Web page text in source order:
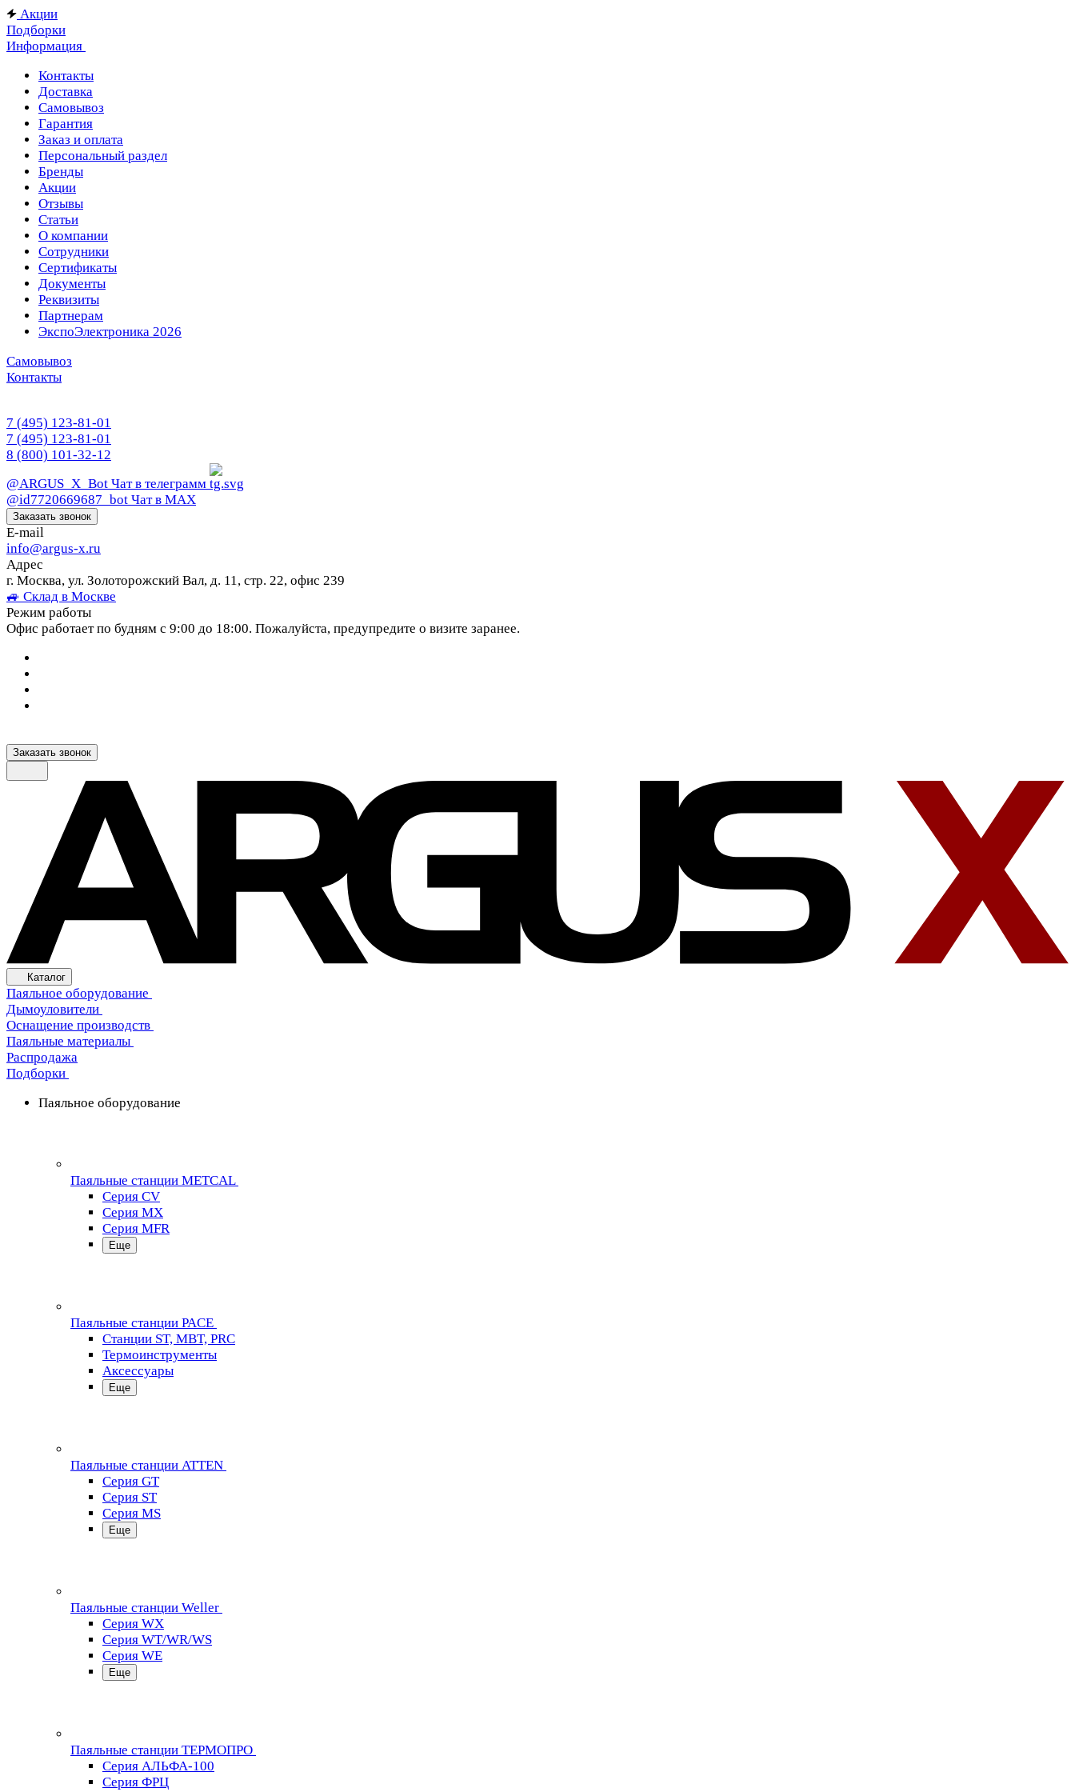
Акции
Подборки
Информация
Контакты
Доставка
Самовывоз
Гарантия
Заказ и оплата
Персональный раздел
Бренды
Акции
Отзывы
Статьи
О компании
Сотрудники
Сертификаты
Документы
Реквизиты
Партнерам
ЭкспоЭлектроника 2026
Самовывоз
Контакты
7 (495) 123-81-01
7 (495) 123-81-01
8 (800) 101-32-12
@ARGUS_X_Bot Чат в телеграмм
@id7720669687_bot Чат в МАХ
Заказать звонок
E-mail
info@argus-x.ru
Адрес
г. Москва, ул. Золоторожский Вал, д. 11, стр. 22, офис 239
🚙 Склад в Москве
Режим работы
Офис работает по будням с 9:00 до 18:00. Пожалуйста, предупредите о визите заранее.
Заказать звонок
Каталог
Паяльное оборудование
Дымоуловители
Оснащение производств
Паяльные материалы
Распродажа
Подборки
Паяльное оборудование
Паяльные станции METCAL
Серия CV
Серия MX
Серия MFR
Еще
Паяльные станции PACE
Станции ST, MBT, PRC
Термоинструменты
Аксессуары
Еще
Паяльные станции ATTEN
Серия GT
Серия ST
Серия MS
Еще
Паяльные станции Weller
Серия WX
Серия WT/WR/WS
Серия WE
Еще
Паяльные станции ТЕРМОПРО
Серия АЛЬФА-100
Серия ФРЦ